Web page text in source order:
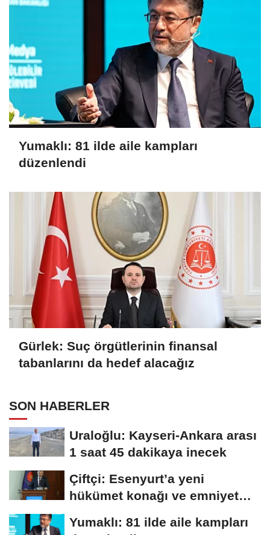
Yumaklı: 81 ilde aile kampları
düzenlendi
Gürlek: Suç örgütlerinin finansal
tabanlarını da hedef alacağız
SON HABERLER
Uraloğlu: Kayseri-Ankara arası
1 saat 45 dakikaya inecek
Çiftçi: Esenyurt’a yeni
hükümet konağı ve emniyet
Yumaklı: 81 ilde aile kampları